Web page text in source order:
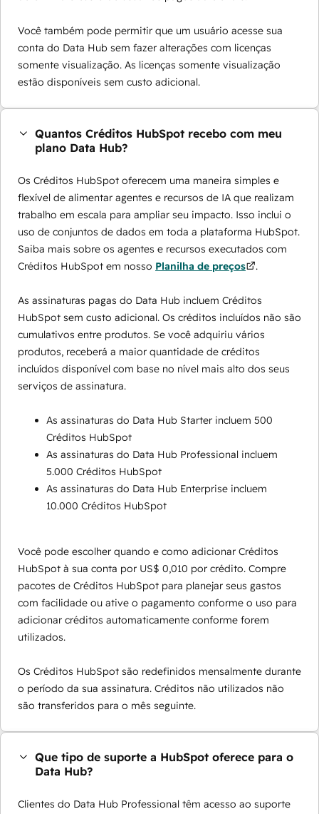
Você também pode permitir que um usuário acesse sua
conta do Data Hub sem fazer alterações com licenças
somente visualização. As licenças somente visualização
estão disponíveis sem custo adicional.
Quantos Créditos HubSpot recebo com meu
plano Data Hub?
Os Créditos HubSpot oferecem uma maneira simples e
flexível de alimentar agentes e recursos de IA que realizam
trabalho em escala para ampliar seu impacto. Isso inclui o
uso de conjuntos de dados em toda a plataforma HubSpot.
Saiba mais sobre os agentes e recursos executados com
Créditos HubSpot em nosso Planilha de preços .
As assinaturas pagas do Data Hub incluem Créditos
HubSpot sem custo adicional. Os créditos incluídos não são
cumulativos entre produtos. Se você adquiriu vários
produtos, receberá a maior quantidade de créditos
incluídos disponível com base no nível mais alto dos seus
serviços de assinatura.
As assinaturas do Data Hub Starter incluem 500
Créditos HubSpot
As assinaturas do Data Hub Professional incluem
5.000 Créditos HubSpot
As assinaturas do Data Hub Enterprise incluem
10.000 Créditos HubSpot
Você pode escolher quando e como adicionar Créditos
HubSpot à sua conta por US$ 0,010 por crédito. Compre
pacotes de Créditos HubSpot para planejar seus gastos
com facilidade ou ative o pagamento conforme o uso para
adicionar créditos automaticamente conforme forem
utilizados.
Os Créditos HubSpot são redefinidos mensalmente durante
o período da sua assinatura. Créditos não utilizados não
são transferidos para o mês seguinte.
Que tipo de suporte a HubSpot oferece para o
Data Hub?
Clientes do Data Hub Professional têm acesso ao suporte